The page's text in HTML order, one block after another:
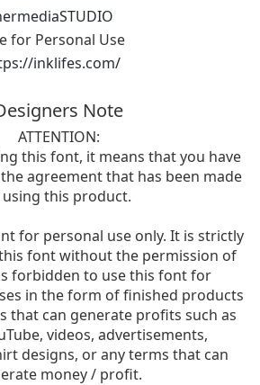
for Personal Use
inklifes.com/
Note
ATTENTION:
this font, it means that you have
agreement that has been made
using this product.
for personal use only. It is strictly
font without the permission of
forbidden to use this font for
in the form of finished products
that can generate profits such as
videos, advertisements,
designs, or any terms that can
money / profit.